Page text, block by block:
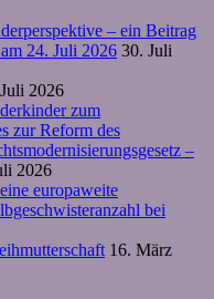
– ein Beitrag
24. Juli 2026 30. Juli
2026
zum
zur Reform des
–
2026
europaweite
bei
16. März